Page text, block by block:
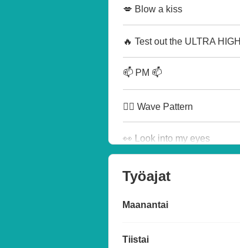
💋 Blow a kiss
🔥 Test out the ULTRA HIGH
📫 PM 📫
🏄‍♂️ Wave Pattern
👀 Look into my eyes
Työajat
Maanantai
Tiistai